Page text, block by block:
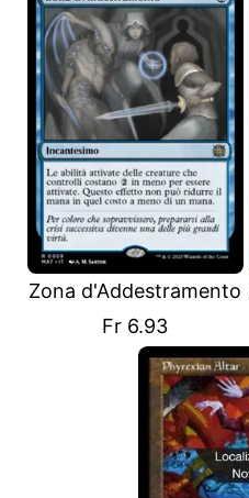
Zona d'Addestramento
Fr 6.93